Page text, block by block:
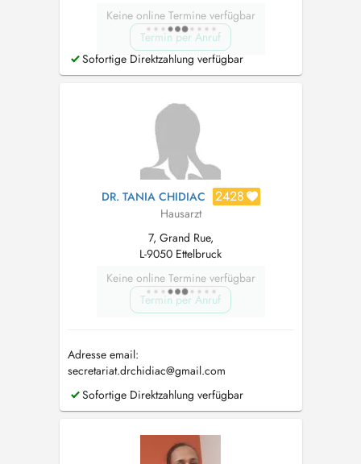
Keine online Termine verfügbar
Termin per Anruf
Sofortige Direktzahlung verfügbar
DR. TANIA CHIDIAC 2428
Hausarzt
7, Grand Rue,
L-9050 Ettelbruck
Keine online Termine verfügbar
Termin per Anruf
Adresse email:
secretariat.drchidiac@gmail.com
Sofortige Direktzahlung verfügbar